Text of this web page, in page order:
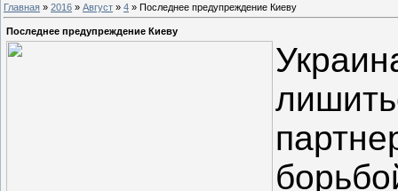
Главная » 2016 » Август » 4 » Последнее предупреждение Киеву
Последнее предупреждение Киеву